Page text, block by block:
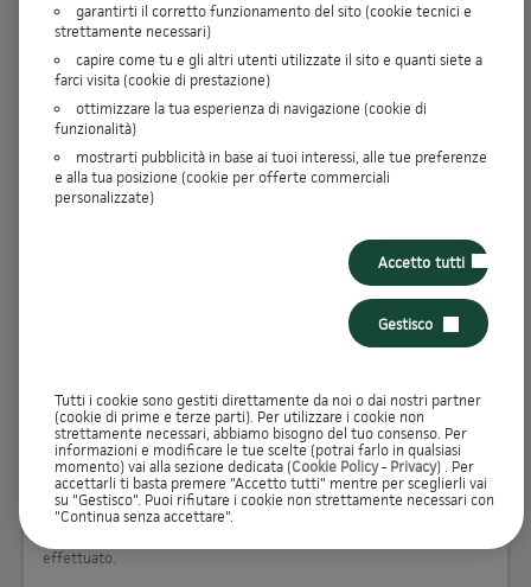
ENTRA
RECUPERA DATI DI ACCESSO
Non hai ancora effettuato la registrazione?
Iscriviti all'Area Clienti per visualizzare i dettagli dei tuoi prodotti e
gestire tutte le operazioni direttamente online. Potrai inoltre
REGISTRATI
Richieste in valutazione
effettuato.
garantirti il corretto funzionamento del sito (cookie tecnici e
strettamente necessari)
capire come tu e gli altri utenti utilizzate il sito e quanti siete a
farci visita (cookie di prestazione)
ottimizzare la tua esperienza di navigazione (cookie di
funzionalità)
mostrarti pubblicità in base ai tuoi interessi, alle tue preferenze
e alla tua posizione (cookie per offerte commerciali
personalizzate)
Tutti i cookie sono gestiti direttamente da noi o dai nostri partner
(cookie di prime e terze parti). Per utilizzare i cookie non
strettamente necessari, abbiamo bisogno del tuo consenso. Per
informazioni e modificare le tue scelte (potrai farlo in qualsiasi
momento) vai alla sezione dedicata (Cookie Policy-Privacy) . Per
accettarli ti basta premere "Accetto tutti" mentre per sceglierli vai
su "Gestisco". Puoi rifiutare i cookie non strettamente necessari con
"Continua senza accettare".
Gestisco
Accetto tutti